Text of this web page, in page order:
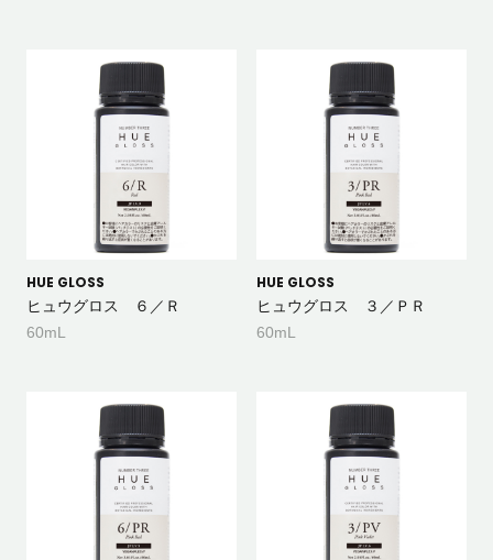
HUE GLOSS
ヒュウグロス ６／Ｒ
60mL
HUE GLOSS
ヒュウグロス ３／ＰＲ
60mL